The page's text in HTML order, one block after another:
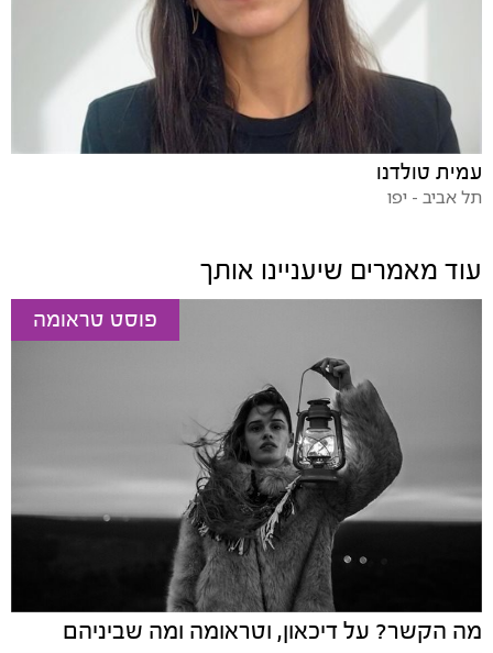
עמית טולדנו
תל אביב - יפו
עוד מאמרים שיעניינו אותך
פוסט טראומה
מה הקשר? על דיכאון, וטראומה ומה שביניהם